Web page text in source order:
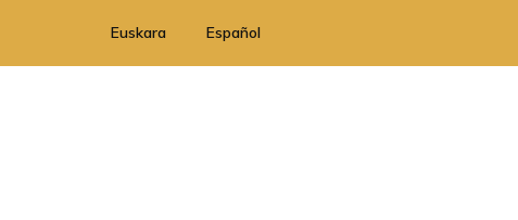
Euskara Español